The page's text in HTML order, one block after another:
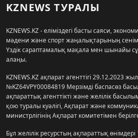
KZNEWS ТУРАЛЫ
KZNEWS.KZ - еліміздегі басты саяси,
мәдени және спорт жаңалықтарының
Үздік сараптамалық мақала мен шынайы
алаңы.
KZNEWS.KZ ақпарат агенттігі 29.12.2023
№KZ64VPY00084819 Мерзімді баспасөз
ақпараттық агенттікті және желілік
қою туралы куәлігі, Ақпарат және
министрлігінің Ақпарат комитетімен
Бұл желілік ресурстың ақпараттық